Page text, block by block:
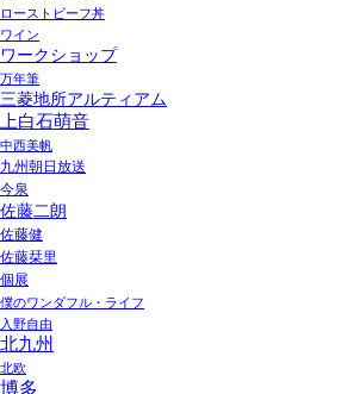
ローストビーフ丼
ワイン
ワークショップ
万年筆
三菱地所アルティアム
上白石萌音
中西美帆
九州朝日放送
今泉
佐藤二朗
佐藤健
佐藤栞里
個展
僕のワンダフル・ライフ
入野自由
北九州
北欧
博多